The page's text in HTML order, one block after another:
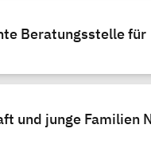
Beratungsstelle für
und junge Familien